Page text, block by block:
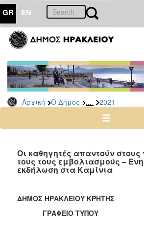
GR EN
Αρχική Ο Δήμος ... 2021
ΔΗΜΟΣ
Δελτία
Τύπου
Αρχείο
2026
2024
2022
Οι καθηγητές απαντούν στους
τους τους εμβολιασμούς –
εκδήλωση στα Καμίνια
ΔΗΜΟΣ ΗΡΑΚΛΕΙΟΥ ΚΡΗΤΗΣ
ΓΡΑΦΕΙΟ ΤΥΠΟΥ